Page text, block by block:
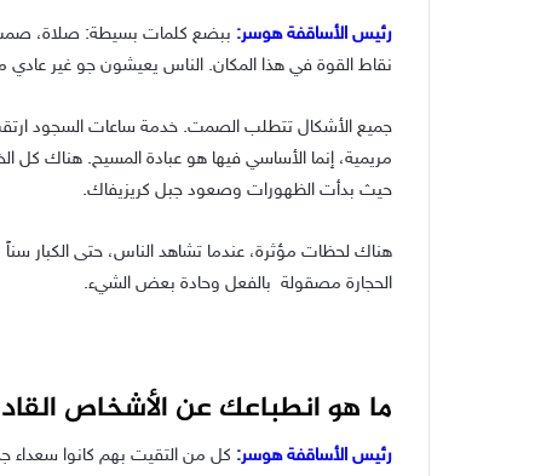
رئيس الأساقفة هوسر: ببضع كلمات بسيطة: صلاة، صمت،
نقاط القوة في هذا المكان. الناس يعيشون جو غير عادي
جميع الأشكال تتطلب الصمت. خدمة ساعات السجود
مريمية، إنما الأساسي فيها هو عبادة المسيح. هناك كل
حيث بدأت الظهورات وصعود جبل كريزيفاك.
هناك لحظات مؤثرة، عندما تشاهد الناس، حتى الكبار
الحجارة مصقولة بالفعل وحادة بعض الشيء.
ما هو انطباعك عن الأشخاص
رئيس الأساقفة هوسر: كل من التقيت بهم كانوا سعداء